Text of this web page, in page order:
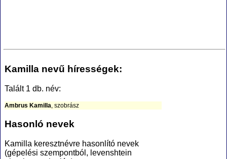
Kamilla nevű hírességek:
Talált 1 db. név:
Ambrus Kamilla , szobrász
Hasonló nevek
Kamilla keresztnévre hasonlító nevek
(gépelési szempontból, levenshtein